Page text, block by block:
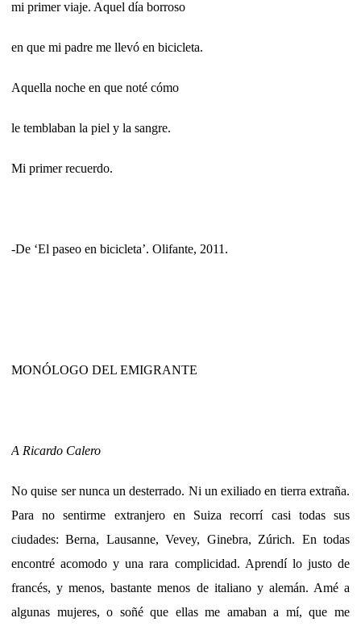
mi primer viaje. Aquel día borroso
en que mi padre me llevó en bicicleta.
Aquella noche en que noté cómo
le temblaban la piel y la sangre.
Mi primer recuerdo.
-De ‘El paseo en bicicleta’. Olifante, 2011.
MONÓLOGO DEL EMIGRANTE
A Ricardo Calero
No quise ser nunca un desterrado. Ni un exiliado en tierra extraña.
Para no sentirme extranjero en Suiza recorrí casi todas sus
ciudades: Berna, Lausanne, Vevey, Ginebra, Zúrich. En todas
encontré acomodo y una rara complicidad. Aprendí lo justo de
francés, y menos, bastante menos de italiano y alemán. Amé a
algunas mujeres, o soñé que ellas me amaban a mí, que me